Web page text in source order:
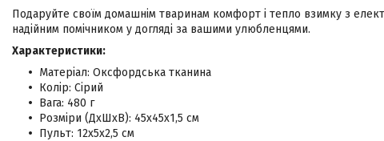
Подаруйте своїм домашнім тваринам комфорт і тепло взимку з
надійним помічником у догляді за вашими улюбленцями.
Характеристики:
Матеріал: Оксфордська тканина
Колір: Сірий
Вага: 480 г
Розміри (ДхШхВ): 45х45x1,5 см
Пульт: 12х5х2,5 см